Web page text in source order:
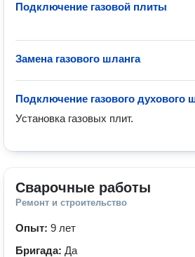
Подключение газовой плиты
Замена газового шланга
Подключение газового духового
Установка газовых плит.
Сварочные работы
Ремонт и строительство
Опыт: 9 лет
Бригада: Да